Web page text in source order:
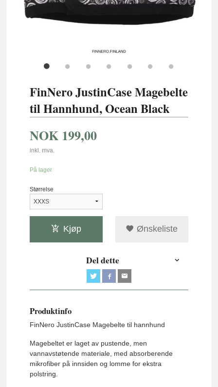
FinNero JustinCase Magebelte
til Hannhund, Ocean Black
NOK 199,00
inkl. mva.
På lager
Størrelse
Kjøp Ønskeliste
Del dette
Produktinfo
FinNero JustinCase Magebelte til hannhund
Magebeltet er laget av pustende, men
vannavstøtende materiale, med absorberende
mikrofiber på innsiden og lomme for ekstra
polstring.